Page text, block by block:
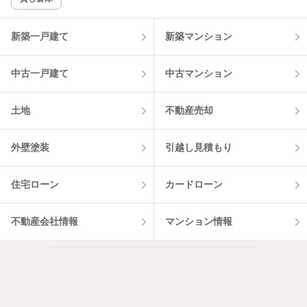
新築一戸建て 新築マンション
中古一戸建て 中古マンション
土地 不動産売却
外壁塗装 引越し見積もり
住宅ローン カードローン
不動産会社情報 マンション情報